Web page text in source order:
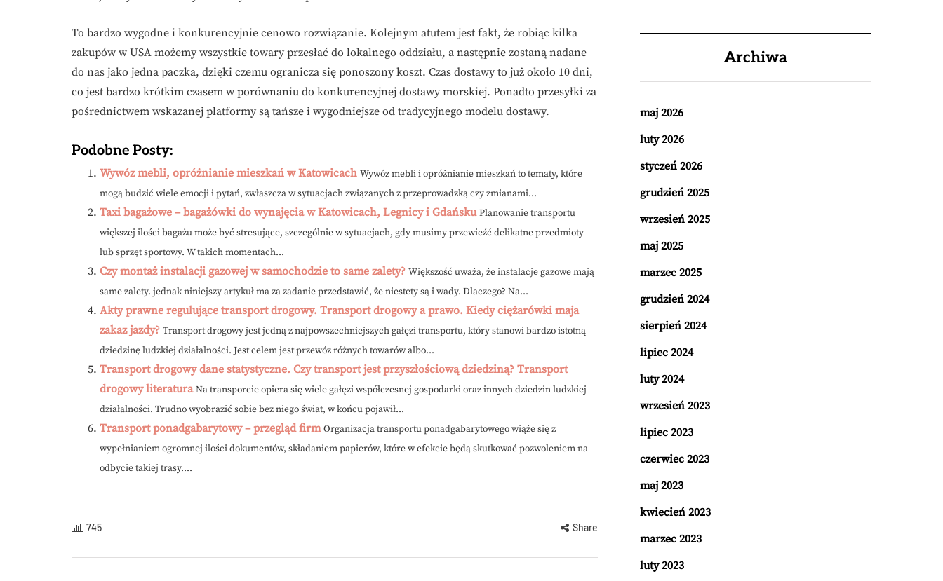
To bardzo wygodne i konkurencyjnie cenowo rozwiązanie. Kolejnym atutem jest fakt, że robiąc kilka
zakupów w USA możemy wszystkie towary przesłać do lokalnego oddziału, a następnie zostaną nadane
do nas jako jedna paczka, dzięki czemu ogranicza się ponoszony koszt. Czas dostawy to już około 10 dni,
co jest bardzo krótkim czasem w porównaniu do konkurencyjnej dostawy morskiej. Ponadto przesyłki za
pośrednictwem wskazanej platformy są tańsze i wygodniejsze od tradycyjnego modelu dostawy.
Podobne Posty:
Wywóz mebli, opróżnianie mieszkań w Katowicach Wywóz mebli i opróżnianie mieszkań to tematy, które
mogą budzić wiele emocji i pytań, zwłaszcza w sytuacjach związanych z przeprowadzką czy zmianami...
Taxi bagażowe – bagażówki do wynajęcia w Katowicach, Legnicy i Gdańsku Planowanie transportu
większej ilości bagażu może być stresujące, szczególnie w sytuacjach, gdy musimy przewieźć delikatne przedmioty
lub sprzęt sportowy. W takich momentach...
Czy montaż instalacji gazowej w samochodzie to same zalety? Większość uważa, że instalacje gazowe mają
same zalety. jednak niniejszy artykuł ma za zadanie przedstawić, że niestety są i wady. Dlaczego? Na...
Akty prawne regulujące transport drogowy. Transport drogowy a prawo. Kiedy ciężarówki maja
zakaz jazdy? Transport drogowy jest jedną z najpowszechniejszych gałęzi transportu, który stanowi bardzo istotną
dziedzinę ludzkiej działalności. Jest celem jest przewóz różnych towarów albo...
Transport drogowy dane statystyczne. Czy transport jest przyszłościową dziedziną? Transport
drogowy literatura Na transporcie opiera się wiele gałęzi współczesnej gospodarki oraz innych dziedzin ludzkiej
działalności. Trudno wyobrazić sobie bez niego świat, w końcu pojawił...
Transport ponadgabarytowy – przegląd firm Organizacja transportu ponadgabarytowego wiąże się z
wypełnianiem ogromnej ilości dokumentów, składaniem papierów, które w efekcie będą skutkować pozwoleniem na
odbycie takiej trasy....
745 Share
Archiwa
maj 2026
luty 2026
styczeń 2026
grudzień 2025
wrzesień 2025
maj 2025
marzec 2025
grudzień 2024
sierpień 2024
lipiec 2024
luty 2024
wrzesień 2023
lipiec 2023
czerwiec 2023
maj 2023
kwiecień 2023
marzec 2023
luty 2023